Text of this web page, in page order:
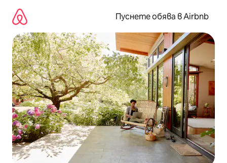
съдържанието
Пуснете обява в Airbnb